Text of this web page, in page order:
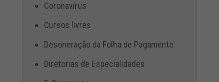
Coronavírus
Cursos livres
Desoneração da Folha de Pagamento
Diretorias de Especialidades